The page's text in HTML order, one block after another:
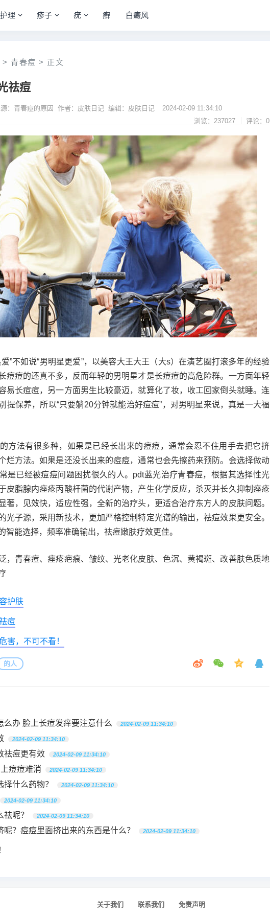
理 疹子 疣 癣 白癜风
> 青春痘 > 正文
祛痘
：青春痘的原因 作者：皮肤日记 编辑：皮肤日记
2024-02-09 11:34:10
浏览：237027
评论：0
”不如说“男明星更爱”，以美容大王大王（大s）在演艺圈打滚多年的经验
痘痘的还真不多，反而年轻的男明星才是长痘痘的高危险群。一方面年轻
易长痘痘，另一方面男生比较豪迈，就算化了妆，收工回家倒头就睡。连
提保养，所以“只要躺20分钟就能治好痘痘”，对男明星来说，真是一大福
方法有很多种，如果是已经长出来的痘痘，通常会忍不住用手去把它挤
烂方法。如果是还没长出来的痘痘，通常也会先擦药来预防。会选择做动
是已经被痘痘问题困扰很久的人。pdt蓝光治疗青春痘，根据其选择性光
皮脂腺内痤疮丙酸杆菌的代谢产物，产生化学反应，杀灭并长久抑制痤疮
著，见效快，适应性强，全新的治疗头，更适合治疗东方人的皮肤问题。
光子源，采用新技术，更加严格控制特定光谱的输出，祛痘效果更安全。
智能选择，频率准确输出，祛痘嫩肤疗效更佳。
，青春痘、痤疮疤痕、皱纹、光老化皮肤、色沉、黄褐斑、改善肤色质地
护肤
痘
害，不可不看！
的人
么办 脸上长痘发痒要注意什么
2024-02-09 11:34:10
2024-02-09 11:34:10
祛痘更有效 2024-02-09 11:34:10
痘痘难消 2024-02-09 11:34:10
什么药物？ 2024-02-09 11:34:10
2024-02-09 11:34:10
呢？ 2024-02-09 11:34:10
呢？痘痘里面挤出来的东西是什么？ 2024-02-09 11:34:10
关于我们 联系我们 免责声明